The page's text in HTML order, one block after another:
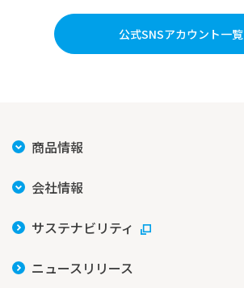
公式SNSアカウント一覧
商品情報
会社情報
サステナビリティ
ニュースリリース